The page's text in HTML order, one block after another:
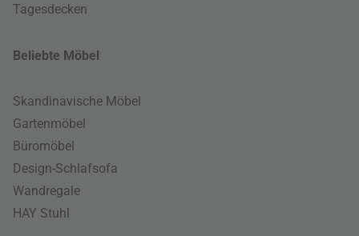
Tagesdecken
Beliebte Möbel
Skandinavische Möbel
Gartenmöbel
Büromöbel
Design-Schlafsofa
Wandregale
HAY Stuhl